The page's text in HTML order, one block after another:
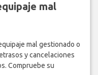
mal
mal gestionado o
y cancelaciones
Compruebe su